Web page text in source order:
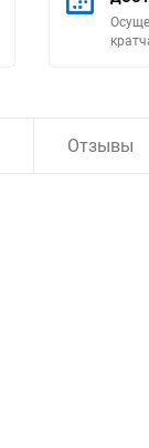
Отзывы